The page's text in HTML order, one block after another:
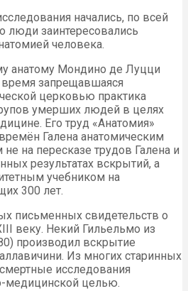
начались, по всей
люди заинтересовались
человека.
анатому Мондино де Луцци
запрещавшаяся
церковью практика
умерших людей в целях
Его труд «Анатомия»
Галена анатомическим
на пересказе трудов Галена и
результатах вскрытий, а
учебником на
300 лет.
письменных свидетельств о
веку. Некий Гильельмо из
производил вскрытие
Из многих старинных
исследования
медицинской целью.